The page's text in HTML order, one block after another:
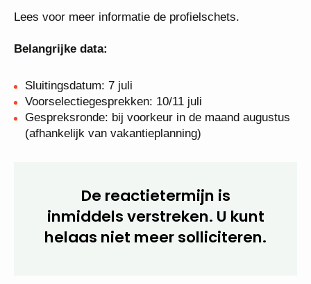
Lees voor meer informatie de profielschets.
Belangrijke data:
Sluitingsdatum: 7 juli
Voorselectiegesprekken: 10/11 juli
Gespreksronde: bij voorkeur in de maand augustus
(afhankelijk van vakantieplanning)
De reactietermijn is
inmiddels verstreken. U kunt
helaas niet meer solliciteren.